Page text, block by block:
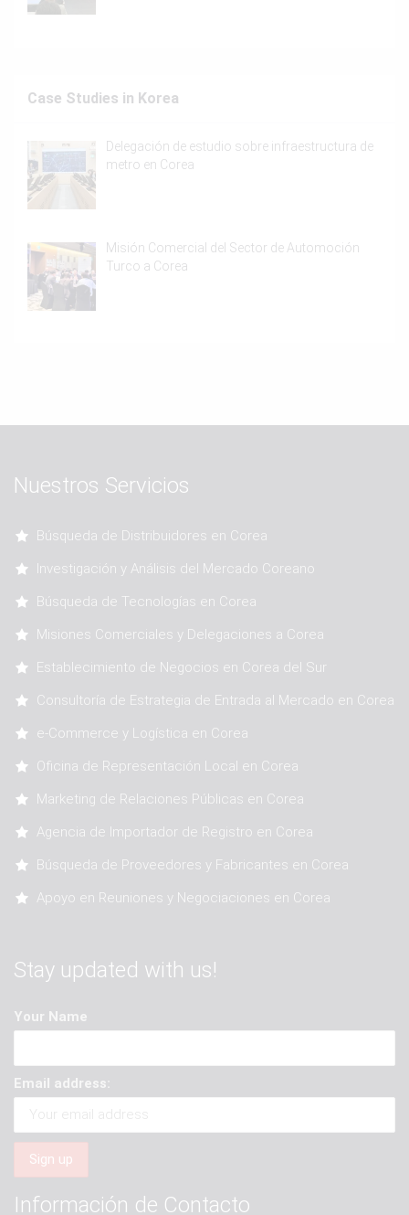
Case Studies in Korea
Delegación de estudio sobre infraestructura de
metro en Corea
Misión Comercial del Sector de Automoción
Turco a Corea
Nuestros Servicios
Búsqueda de Distribuidores en Corea
Investigación y Análisis del Mercado Coreano
Búsqueda de Tecnologías en Corea
Misiones Comerciales y Delegaciones a Corea
Establecimiento de Negocios en Corea del Sur
Consultoría de Estrategia de Entrada al Mercado en Corea
e-Commerce y Logística en Corea
Oficina de Representación Local en Corea
Marketing de Relaciones Públicas en Corea
Agencia de Importador de Registro en Corea
Búsqueda de Proveedores y Fabricantes en Corea
Apoyo en Reuniones y Negociaciones en Corea
Stay updated with us!
Your Name
Email address:
Información de Contacto